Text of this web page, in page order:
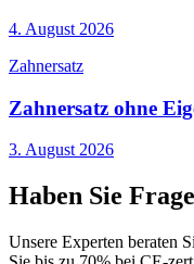
4. August 2026
Zahnersatz
Zahnersatz ohne
3. August 2026
Haben Sie
Unsere Experten beraten